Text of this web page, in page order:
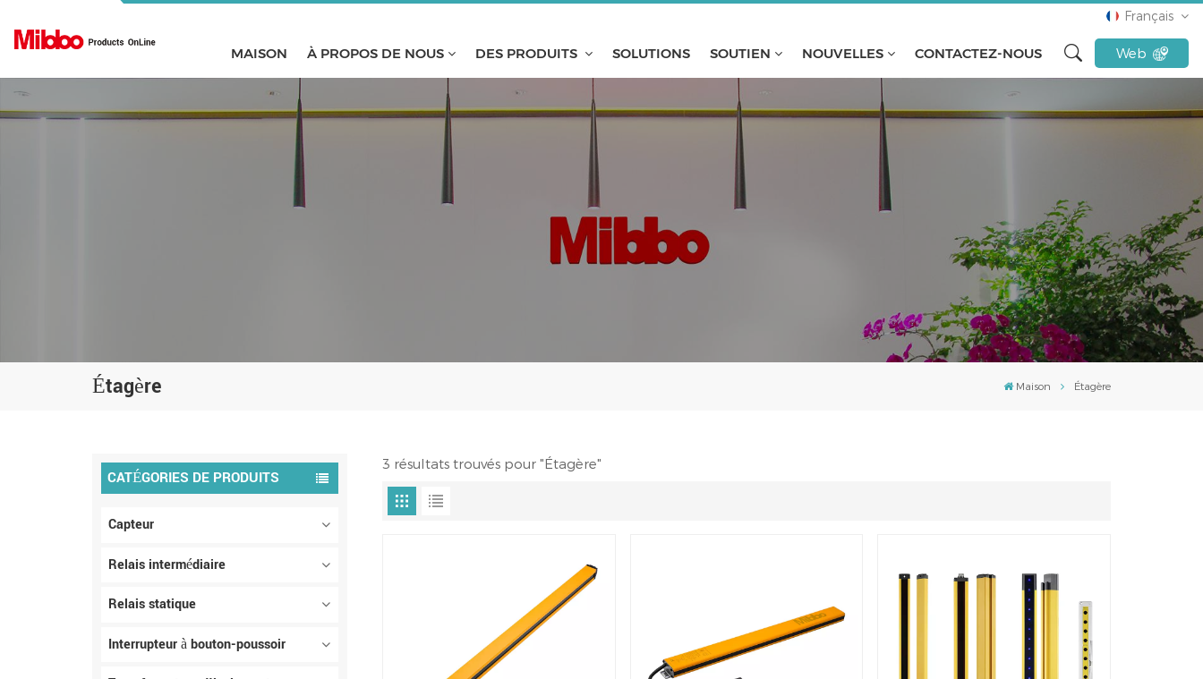
Français
español
Türkçe
Tiếng Việt
Indonesia
MAISON À PROPOS DE NOUS DES PRODUITS SOLUTIONS SOUTIEN NOUVELLES CONTACTEZ-NOUS Web
Étagère Maison Étagère
CATÉGORIES DE PRODUITS
Capteur
Relais intermédiaire
Relais statique
Interrupteur à bouton-poussoir
3 résultats trouvés pour "Étagère"